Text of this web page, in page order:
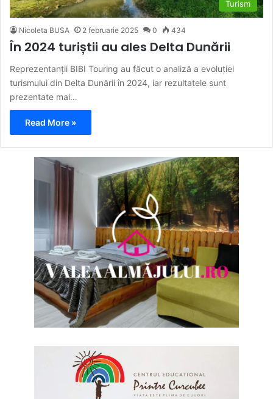
Turism
Nicoleta BUSA 2 februarie 2025 0 434
În 2024 turiștii au ales Delta Dunării
Reprezentanții BIBI Touring au făcut o analiză a evoluției
turismului din Delta Dunării în 2024, iar rezultatele sunt
prezentate mai…
Read More »